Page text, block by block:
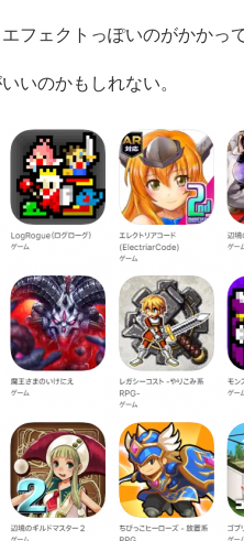
フェクトっぽいのがかかっ
いのかもしれない。